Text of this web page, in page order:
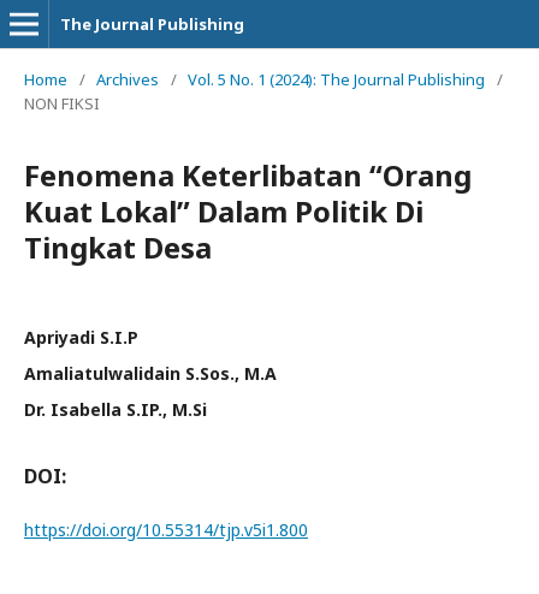
The Journal Publishing
Home / Archives / Vol. 5 No. 1 (2024): The Journal Publishing
/
NON FIKSI
Fenomena Keterlibatan “Orang
Kuat Lokal” Dalam Politik Di
Tingkat Desa
Apriyadi S.I.P
Amaliatulwalidain S.Sos., M.A
Dr. Isabella S.IP., M.Si
DOI:
https://doi.org/10.55314/tjp.v5i1.800